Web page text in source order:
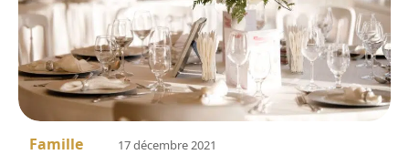
Famille 17 décembre 2021